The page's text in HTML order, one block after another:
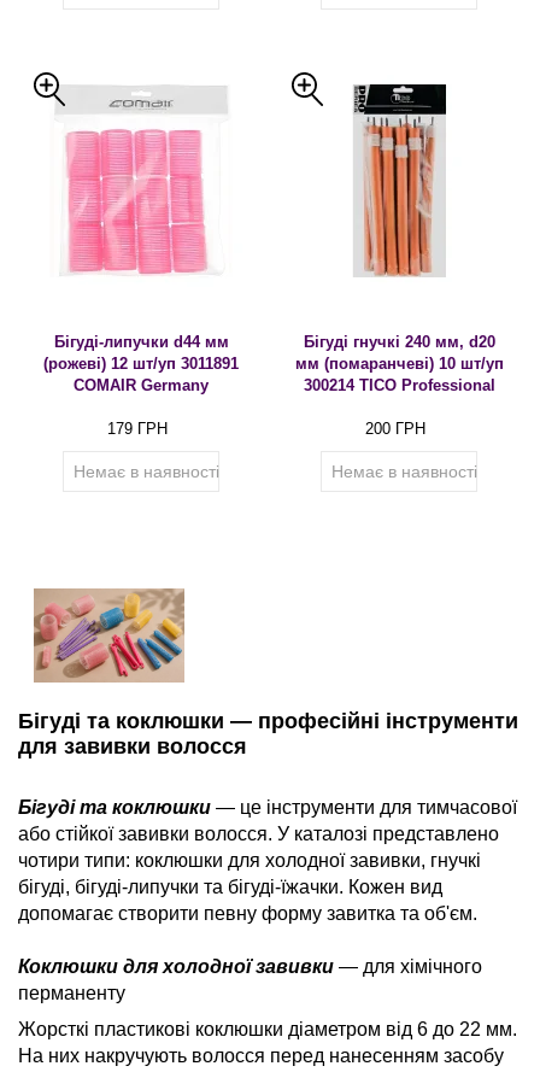
Бігуді-липучки d44 мм
(рожеві) 12 шт/уп 3011891
COMAIR Germany
179 ГРН
Немає в наявності
Бігуді гнучкі 240 мм, d20
мм (помаранчеві) 10 шт/уп
300214 TICO Professional
200 ГРН
Немає в наявності
Бігуді та коклюшки — професійні інструменти
для завивки волосся
Бігуді та коклюшки — це інструменти для тимчасової
або стійкої завивки волосся. У каталозі представлено
чотири типи: коклюшки для холодної завивки, гнучкі
бігуді, бігуді-липучки та бігуді-їжачки. Кожен вид
допомагає створити певну форму завитка та об'єм.
Коклюшки для холодної завивки — для хімічного
перманенту
Жорсткі пластикові коклюшки діаметром від 6 до 22 мм.
На них накручують волосся перед нанесенням засобу